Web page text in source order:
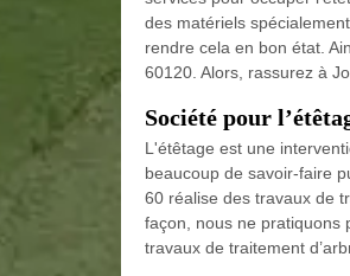
des matériels
rendre cela en bon état.
60120. Alors, rassurez à
Société pour
L'étêtage est une
beaucoup de savoir-faire
60 réalise des travaux de
façon, nous ne pratiquons
travaux de traitement